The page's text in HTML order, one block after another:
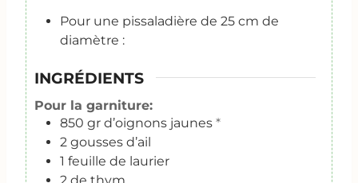
Pour une pissaladière de 25 cm de
diamètre :
INGRÉDIENTS
Pour la garniture:
850 gr d’oignons jaunes *
2 gousses d’ail
1 feuille de laurier
2 de thym